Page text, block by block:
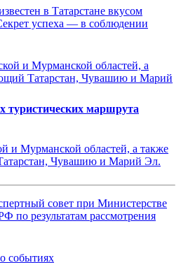
в Татарстане вкусом
успеха — в соблюдении
туристических маршрута
и Мурманской областей, а также
Чувашию и Марий Эл.
совет при Министерстве
по результатам рассмотрения